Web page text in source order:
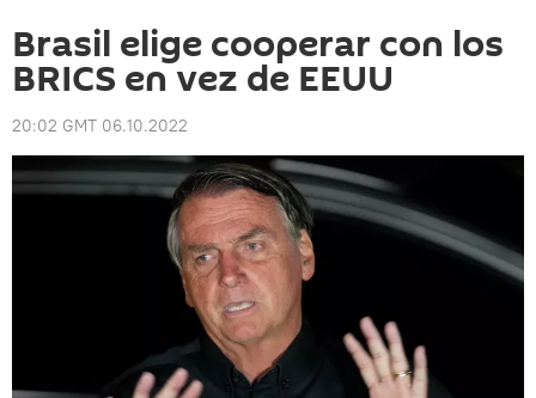
Brasil elige cooperar con los
BRICS en vez de EEUU
20:02 GMT 06.10.2022